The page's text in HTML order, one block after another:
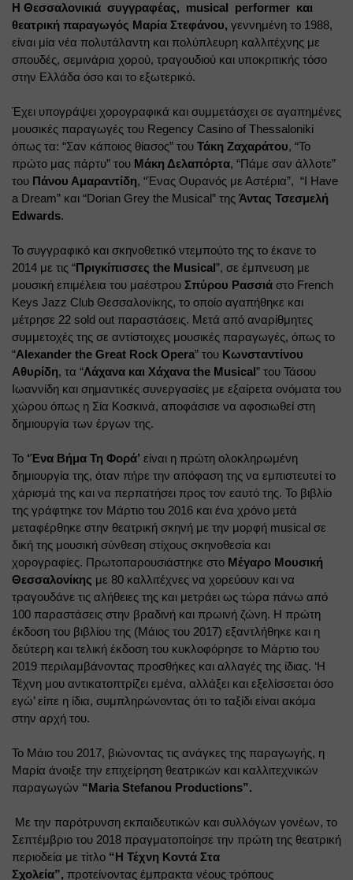
Η Θεσσαλονικιά συγγραφέας, musical performer και
θεατρική παραγωγός Μαρία Στεφάνου, γεννημένη το 1988,
είναι μία νέα πολυτάλαντη και πολύπλευρη καλλιτέχνης με
σπουδές, σεμινάρια χορού, τραγουδιού και υποκριτικής τόσο
στην Ελλάδα όσο και το εξωτερικό.
Έχει υπογράψει χορογραφικά και συμμετάσχει σε αγαπημένες
μουσικές παραγωγές του Regency Casino of Thessaloniki
όπως τα: “Σαν κάποιος θίασος” του Τάκη Ζαχαράτου, “Το
πρώτο μας πάρτυ” του Μάκη Δελαπόρτα, “Πάμε σαν άλλοτε”
του Πάνου Αμαραντίδη, “Ένας Ουρανός με Αστέρια”, “I Have
a Dream” και “Dorian Grey the Musical” της
Edwards.
Το συγγραφικό και σκηνοθετικό ντεμπούτο της το έκανε το
2014 με τις “Πριγκίπισσες the Musical”, σε έμπνευση με
μουσική επιμέλεια του μαέστρου Σπύρου Ρασσιά στο French
Keys Jazz Club Θεσσαλονίκης, το οποίο αγαπήθηκε και
μέτρησε 22 sold out παραστάσεις. Μετά από αναρίθμητες
συμμετοχές της σε αντίστοιχες μουσικές παραγωγές, όπως το
“Alexander the Great Rock Opera” του Κωνσταντίνου
Αθυρίδη, τα “Λάχανα και Χάχανα the Musical” του Τάσου
Ιωαννίδη και σημαντικές συνεργασίες με εξαίρετα ονόματα του
χώρου όπως η Σία Κοσκινά, αποφάσισε να αφοσιωθεί στη
δημιουργία των έργων της.
Το ‘Ένα Βήμα Τη Φορά’ είναι η πρώτη ολοκληρωμένη
δημιουργία της, όταν πήρε την απόφαση της να εμπιστευτεί το
χάρισμά της και να περπατήσει προς τον εαυτό της. Το βιβλίο
της γράφτηκε τον Μάρτιο του 2016 και ένα χρόνο μετά
μεταφέρθηκε στην θεατρική σκηνή με την μορφή musical σε
δική της μουσική σύνθεση στίχους σκηνοθεσία και
χορογραφίες. Πρωτοπαρουσιάστηκε στο Μέγαρο Μουσική
Θεσσαλονίκης με 80 καλλιτέχνες να χορεύουν και να
τραγουδάνε τις αλήθειες της και μετράει ως τώρα πάνω από
100 παραστάσεις στην βραδινή και πρωινή ζώνη. Η πρώτη
έκδοση του βιβλίου της (Μάιος του 2017) εξαντλήθηκε και η
δεύτερη και τελική έκδοση του κυκλοφόρησε το Μάρτιο του
2019 περιλαμβάνοντας προσθήκες και αλλαγές της ίδιας. ‘Η
Τέχνη μου αντικατοπτρίζει εμένα, αλλάξει και εξελίσσεται όσο
εγώ’ είπε η ίδια, συμπληρώνοντας ότι το ταξίδι είναι ακόμα
στην αρχή του.
Το Μάιο του 2017, βιώνοντας τις ανάγκες της παραγωγής, η
Μαρία άνοιξε την επιχείρηση θεατρικών και καλλιτεχνικών
παραγωγών “Maria Stefanou Productions”.
Με την παρότρυνση εκπαιδευτικών και συλλόγων γονέων, το
Σεπτέμβριο του 2018 πραγματοποίησε την πρώτη της θεατρική
περιοδεία με τίτλο “Η Τέχνη Κοντά Στα
Σχολεία”, προτείνοντας έμπρακτα νέους τρόπους